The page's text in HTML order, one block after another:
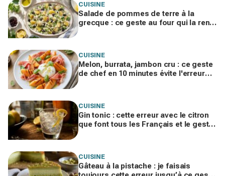
CUISINE
Salade de pommes de terre à la
grecque : ce geste au four qui la rend
CUISINE
Melon, burrata, jambon cru : ce geste
de chef en 10 minutes évite l'erreur
CUISINE
Gin tonic : cette erreur avec le citron
que font tous les Français et le geste
CUISINE
Gâteau à la pistache : je faisais